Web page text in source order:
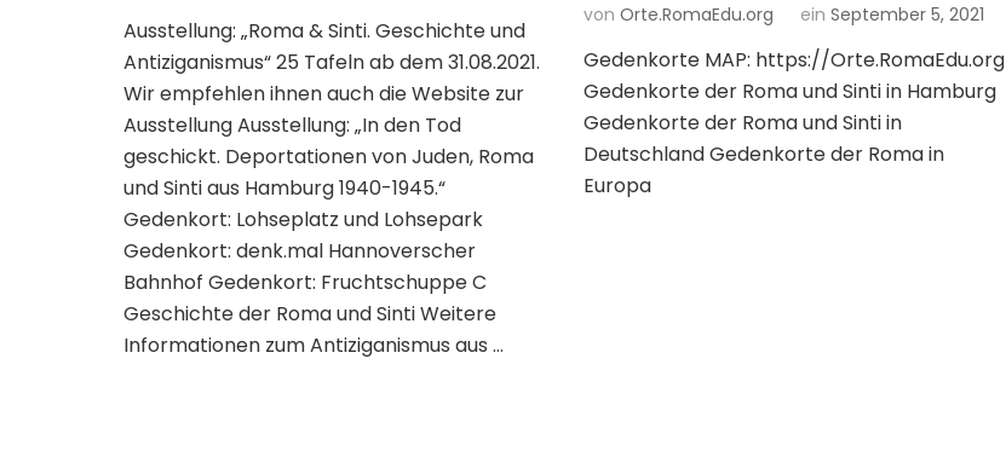
Ausstellung: „Roma & Sinti. Geschichte und
Antiziganismus“ 25 Tafeln ab dem 31.08.2021.
Wir empfehlen ihnen auch die Website zur
Ausstellung Ausstellung: „In den Tod
geschickt. Deportationen von Juden, Roma
und Sinti aus Hamburg 1940-1945.“
Gedenkort: Lohseplatz und Lohsepark
Gedenkort: denk.mal Hannoverscher
Bahnhof Gedenkort: Fruchtschuppe C
Geschichte der Roma und Sinti Weitere
Informationen zum Antiziganismus aus …
von Orte.RomaEdu.org ein September 5, 2021
Gedenkorte MAP: https://Orte.RomaEdu.org
Gedenkorte der Roma und Sinti in Hamburg
Gedenkorte der Roma und Sinti in
Deutschland Gedenkorte der Roma in
Europa